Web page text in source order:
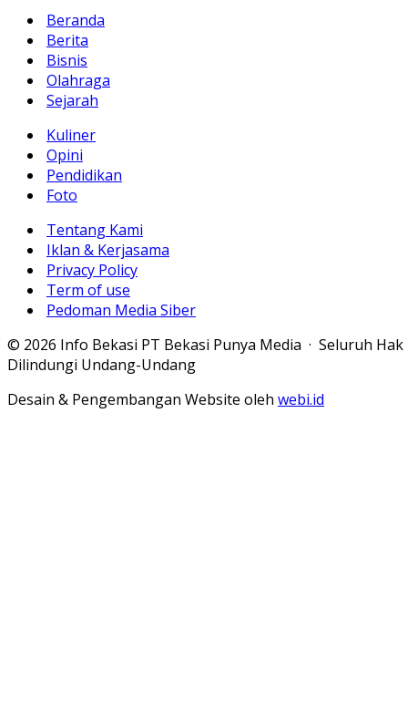
Beranda
Berita
Bisnis
Olahraga
Sejarah
Kuliner
Opini
Pendidikan
Foto
Tentang Kami
Iklan & Kerjasama
Privacy Policy
Term of use
Pedoman Media Siber
© 2026 Info Bekasi PT Bekasi Punya Media · Seluruh Hak
Dilindungi Undang-Undang
Desain & Pengembangan Website oleh webi.id